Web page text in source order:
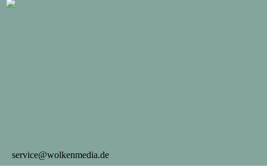
service@wolkenmedia.de